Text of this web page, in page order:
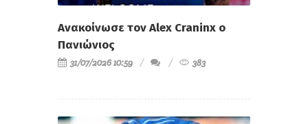
Ανακοίνωσε τον Alex Craninx ο
Πανιώνιος
31/07/2026 10:59 383